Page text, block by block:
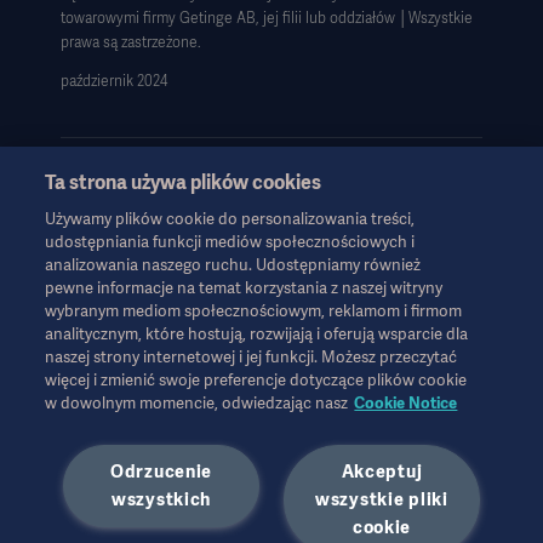
Strategia podatkowa 2023
towarowymi firmy Getinge AB, jej filii lub oddziałów │Wszystkie
prawa są zastrzeżone.
październik 2024
Informacje te są przeznaczone wyłącznie dla pracowników służby
zdrowia lub innych profesjonalnych odbiorców i mają charakter
wyłącznie informacyjny, nie są wyczerpujące i dlatego nie należy
ich traktować jako zamiennika instrukcji obsługi, instrukcji
serwisowej lub porady lekarskiej. Firma Getinge nie ponosi
odpowiedzialności za jakiekolwiek działania lub zaniechania
jakiejkolwiek strony oparte na tych materiałach, a poleganie na
nich odbywa się wyłącznie na ryzyko użytkownika.
dostępne lub dozwolone w danym kraju. Informacji nie wolno
kopiować ani wykorzystywać, w całości lub w części, bez
pisemnej zgody firmy Getinge.
Informacje te są przeznaczone dla międzynarodowej
Ta strona używa plików cookies
Używamy plików cookie do personalizowania treści,
udostępniania funkcji mediów społecznościowych i
analizowania naszego ruchu. Udostępniamy również
pewne informacje na temat korzystania z naszej witryny
wybranym mediom społecznościowym, reklamom i firmom
analitycznym, które hostują, rozwijają i oferują wsparcie dla
naszej strony internetowej i jej funkcji. Możesz przeczytać
więcej i zmienić swoje preferencje dotyczące plików cookie
w dowolnym momencie, odwiedzając nasz Cookie Notice
Akceptuj
wszystkie pliki
cookie
Odrzucenie
wszystkich